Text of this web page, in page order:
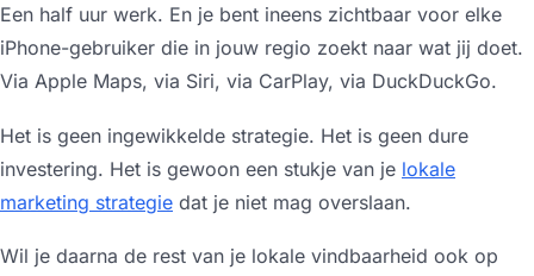
Een half uur werk. En je bent ineens zichtbaar voor elke
iPhone-gebruiker die in jouw regio zoekt naar wat jij doet.
Via Apple Maps, via Siri, via CarPlay, via DuckDuckGo.
Het is geen ingewikkelde strategie. Het is geen dure
investering. Het is gewoon een stukje van je lokale
marketing strategie dat je niet mag overslaan.
Wil je daarna de rest van je lokale vindbaarheid ook op